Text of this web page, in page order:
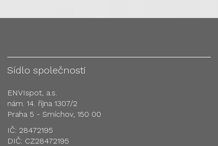
Sídlo společnosti
ENVIspot, a.s.
nám. 14. října 1307/2
Praha 5 - Smíchov, 150 00
IČ: 28472195
DIČ: CZ28472195